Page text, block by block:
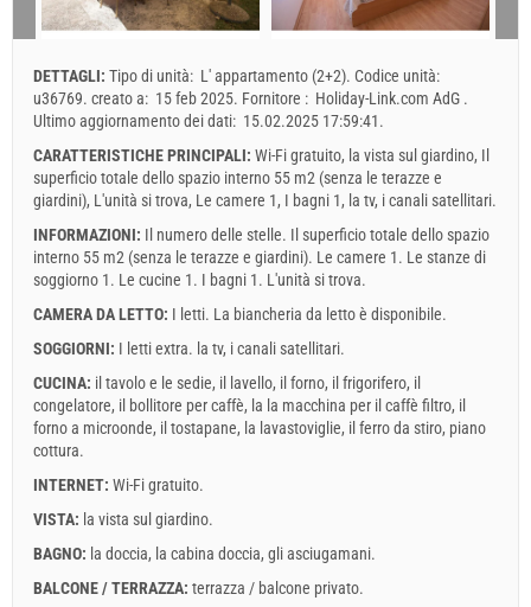
DETTAGLI: Tipo di unità: L' appartamento (2+2). Codice unità:
u36769. creato a: 15 feb 2025. Fornitore : Holiday-Link.com AdG .
Ultimo aggiornamento dei dati: 15.02.2025 17:59:41.
CARATTERISTICHE PRINCIPALI: Wi-Fi gratuito, la vista sul giardino, Il
superficio totale dello spazio interno 55 m2 (senza le terazze e
giardini), L'unità si trova, Le camere 1, I bagni 1, la tv, i canali satellitari.
INFORMAZIONI: Il numero delle stelle. Il superficio totale dello spazio
interno 55 m2 (senza le terazze e giardini). Le camere 1. Le stanze di
soggiorno 1. Le cucine 1. I bagni 1. L'unità si trova.
CAMERA DA LETTO: I letti. La biancheria da letto è disponibile.
SOGGIORNI: I letti extra. la tv, i canali satellitari.
CUCINA: il tavolo e le sedie, il lavello, il forno, il frigorifero, il
congelatore, il bollitore per caffè, la la macchina per il caffè filtro, il
forno a microonde, il tostapane, la lavastoviglie, il ferro da stiro, piano
cottura.
INTERNET: Wi-Fi gratuito.
VISTA: la vista sul giardino.
BAGNO: la doccia, la cabina doccia, gli asciugamani.
BALCONE / TERRAZZA: terrazza / balcone privato.